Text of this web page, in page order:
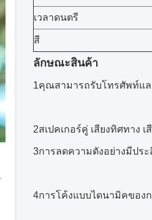
เวลาดนตรี
สี
ลักษณะสินค้า
1คุณสามารถรับโทรศัพท์แล
2สเปคเกอร์คู่ เสียงทิศทาง เ
3การลดความดังอย่างมีปร
4การโค้งแบบไดนามิคของ